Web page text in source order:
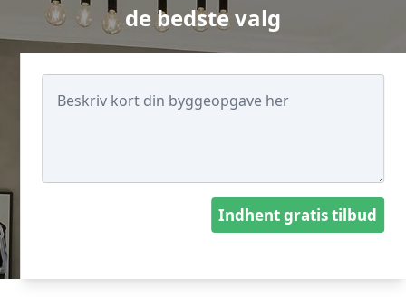
de bedste valg
Indhent gratis tilbud